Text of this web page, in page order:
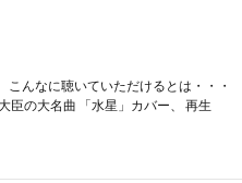
こんなに聴いていただけるとは・・・
臣の大名曲 「水星」カバー、 再生